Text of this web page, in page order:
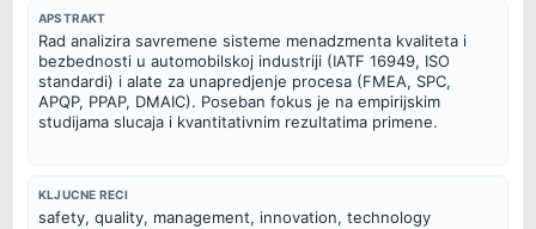
APSTRAKT
Rad analizira savremene sisteme menadzmenta kvaliteta i
bezbednosti u automobilskoj industriji (IATF 16949, ISO
standardi) i alate za unapredjenje procesa (FMEA, SPC,
APQP, PPAP, DMAIC). Poseban fokus je na empirijskim
studijama slucaja i kvantitativnim rezultatima primene.
KLJUCNE RECI
safety, quality, management, innovation, technology